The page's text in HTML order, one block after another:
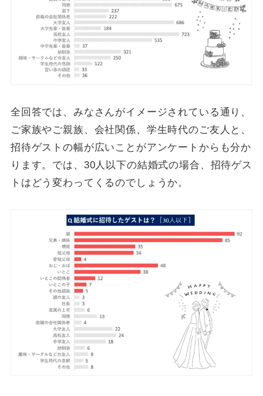
全回答では、みなさんがイメージされている通り、
ご家族やご親族、会社関係、学生時代のご友人と、
招待ゲストの幅が広いことがアンケートからも分か
ります。では、30人以下の結婚式の場合、招待ゲス
トはどう変わってくるのでしょうか。